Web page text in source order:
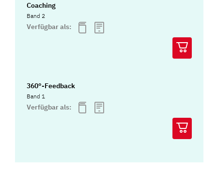
Coaching
Band 2
Verfügbar als:
360°-Feedback
Band 1
Verfügbar als: